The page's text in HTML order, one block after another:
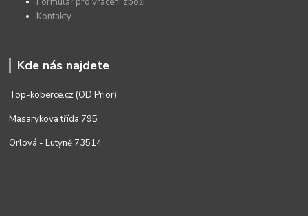
Kontakty
Kde nás najdete
Top-koberce.cz (OD Prior)
Masarykova třída 795
Orlová - Lutyně 73514